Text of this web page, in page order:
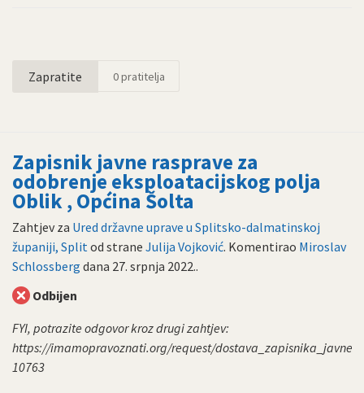
Zapratite 0pratitelja
Zapisnik javne rasprave za
odobrenje eksploatacijskog polja
Oblik , Općina Šolta
Zahtjev za Ured državne uprave u Splitsko-dalmatinskoj
županiji, Splitod strane Julija Vojković. Komentirao Miroslav
Schlossberg dana 27. srpnja 2022..
Odbijen
FYI, potrazite odgovor kroz drugi zahtjev:
https://imamopravoznati.org/request/
10763